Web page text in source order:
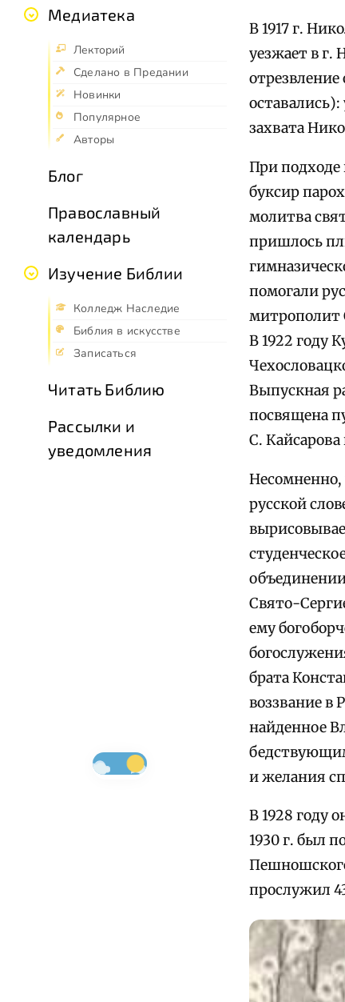
Медиатека
Лекторий
Сделано в Предании
Новинки
Популярное
Авторы
Блог
Православный
календарь
Изучение Библии
Колледж Наследие
Библия в искусстве
Записаться
Читать Библию
Рассылки и
уведомления
В 1917 г.
уезжает в г.
захвата
При подходе
буксир
молитва
пришлось
помогали
митрополит
В 1922 году
Выпускная
посвящена
С. Кайсарова
Несомненно,
русской
Свято-
ему
брата
воззвание в
найденное
и желания
В 1928 году
1930 г. был
прослужил